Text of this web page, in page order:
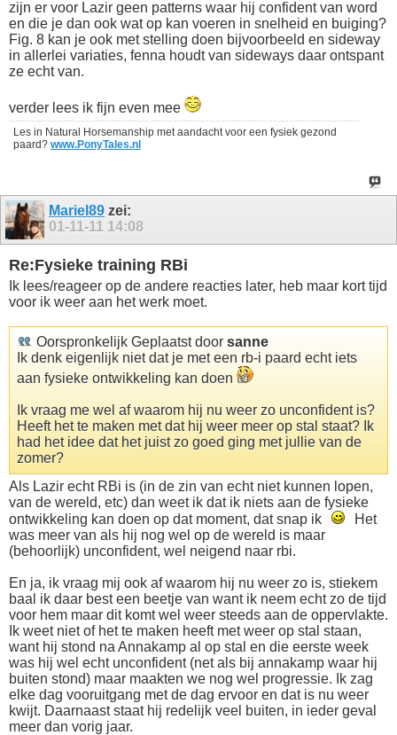
zijn er voor Lazir geen patterns waar hij confident van word
en die je dan ook wat op kan voeren in snelheid en buiging?
Fig. 8 kan je ook met stelling doen bijvoorbeeld en sideway
in allerlei variaties, fenna houdt van sideways daar ontspant
ze echt van.
verder lees ik fijn even mee
Les in Natural Horsemanship met aandacht voor een fysiek gezond
paard? www.PonyTales.nl
Mariel89 zei:
01-11-11 14:08
Re:Fysieke training RBi
Ik lees/reageer op de andere reacties later, heb maar kort tijd
voor ik weer aan het werk moet.
Oorspronkelijk Geplaatst door sanne
Ik denk eigenlijk niet dat je met een rb-i paard echt iets
aan fysieke ontwikkeling kan doen
Ik vraag me wel af waarom hij nu weer zo unconfident is?
Heeft het te maken met dat hij weer meer op stal staat? Ik
had het idee dat het juist zo goed ging met jullie van de
zomer?
Als Lazir echt RBi is (in de zin van echt niet kunnen lopen,
van de wereld, etc) dan weet ik dat ik niets aan de fysieke
ontwikkeling kan doen op dat moment, dat snap ik
Het
was meer van als hij nog wel op de wereld is maar
(behoorlijk) unconfident, wel neigend naar rbi.
En ja, ik vraag mij ook af waarom hij nu weer zo is, stiekem
baal ik daar best een beetje van want ik neem echt zo de tijd
voor hem maar dit komt wel weer steeds aan de oppervlakte.
Ik weet niet of het te maken heeft met weer op stal staan,
want hij stond na Annakamp al op stal en die eerste week
was hij wel echt unconfident (net als bij annakamp waar hij
buiten stond) maar maakten we nog wel progressie. Ik zag
elke dag vooruitgang met de dag ervoor en dat is nu weer
kwijt. Daarnaast staat hij redelijk veel buiten, in ieder geval
meer dan vorig jaar.